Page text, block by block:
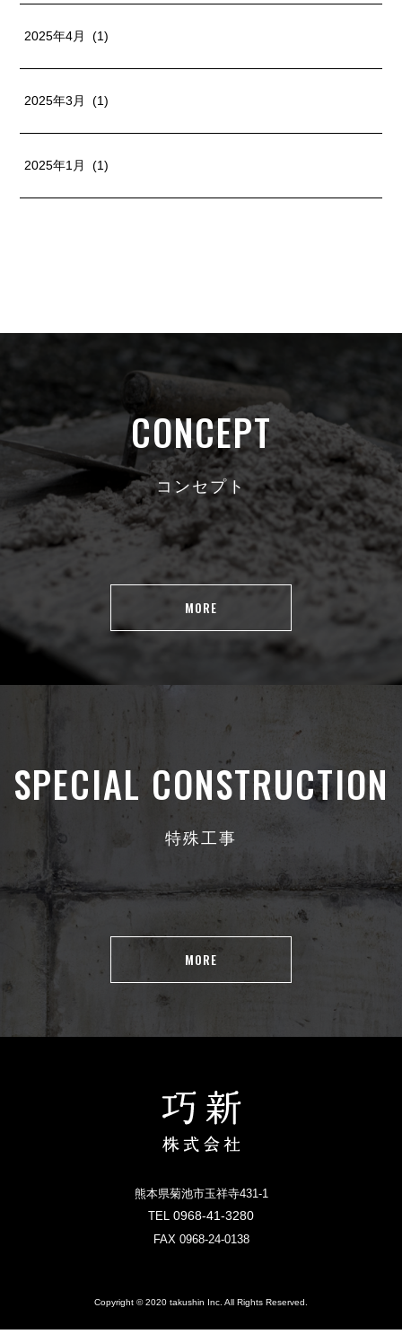
2025年4月 (1)
2025年3月 (1)
2025年1月 (1)
CONCEPT
コンセプト
MORE
SPECIAL CONSTRUCTION
特殊工事
MORE
熊本県菊池市玉祥寺431-1
TEL 0968-41-3280
FAX 0968-24-0138
Copyright © 2020 takushin Inc. All Rights Reserved.